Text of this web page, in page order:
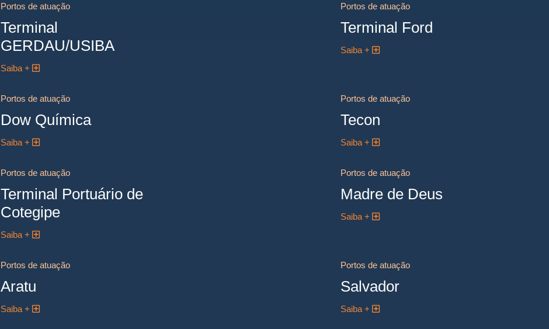
Portos de atuação
Terminal
GERDAU/USIBA
Saiba +
Portos de atuação
Terminal Ford
Saiba +
Portos de atuação
Dow Química
Saiba +
Portos de atuação
Tecon
Saiba +
Portos de atuação
Terminal Portuário de
Cotegipe
Saiba +
Portos de atuação
Madre de Deus
Saiba +
Portos de atuação
Aratu
Saiba +
Portos de atuação
Salvador
Saiba +